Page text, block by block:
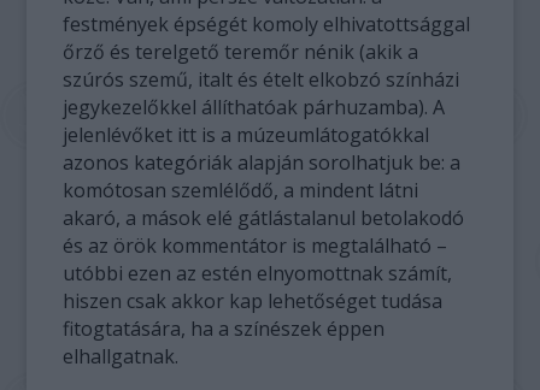
festmények épségét komoly elhivatottsággal
őrző és terelgető teremőr nénik (akik a
szúrós szemű, italt és ételt elkobzó színházi
jegykezelőkkel állíthatóak párhuzamba). A
jelenlévőket itt is a múzeumlátogatókkal
azonos kategóriák alapján sorolhatjuk be: a
komótosan szemlélődő, a mindent látni
akaró, a mások elé gátlástalanul betolakodó
és az örök kommentátor is megtalálható –
utóbbi ezen az estén elnyomottnak számít,
hiszen csak akkor kap lehetőséget tudása
fitogtatására, ha a színészek éppen
elhallgatnak.